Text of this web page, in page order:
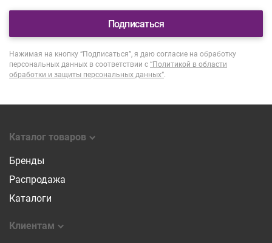
Подписаться
Нажимая на кнопку “Подписаться”, я даю согласие на обработку
персональных данных в соответствии с “Политикой в области
обработки и защиты персональных данных”.
Каталог товаров
Бренды
Распродажа
Каталоги
Клиентам